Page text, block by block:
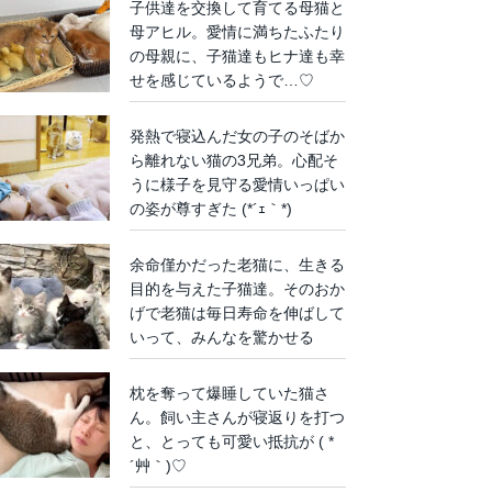
子供達を交換して育てる母猫と
母アヒル。愛情に満ちたふたり
の母親に、子猫達もヒナ達も幸
せを感じているようで…♡
発熱で寝込んだ女の子のそばか
ら離れない猫の3兄弟。心配そ
うに様子を見守る愛情いっぱい
の姿が尊すぎた (*´ｪ｀*)
余命僅かだった老猫に、生きる
目的を与えた子猫達。そのおか
げで老猫は毎日寿命を伸ばして
いって、みんなを驚かせる
枕を奪って爆睡していた猫さ
ん。飼い主さんが寝返りを打つ
と、とっても可愛い抵抗が ( *
´艸｀)♡